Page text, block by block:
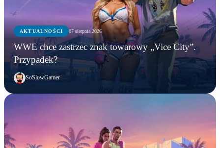
AKTUALNOŚCI 07 sierpnia 2026
WWE chce zastrzec znak towarowy „Vice City”.
Przypadek?
SoSlowGamer